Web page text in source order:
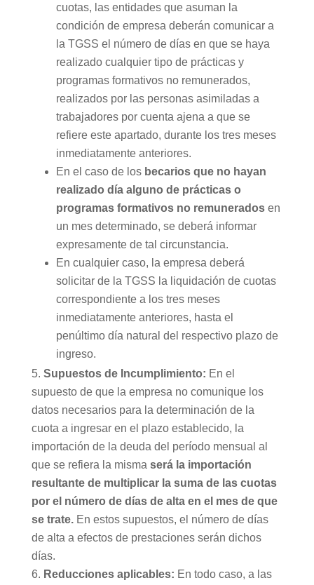
cuotas, las entidades que asuman la
condición de empresa deberán comunicar a
la TGSS el número de días en que se haya
realizado cualquier tipo de prácticas y
programas formativos no remunerados,
realizados por las personas asimiladas a
trabajadores por cuenta ajena a que se
refiere este apartado, durante los tres meses
inmediatamente anteriores.
En el caso de los becarios que no hayan
realizado día alguno de prácticas o
programas formativos no remuneradosen
un mes determinado, se deberá informar
expresamente de tal circunstancia.
En cualquier caso, la empresa deberá
solicitar de la TGSS la liquidación de cuotas
correspondiente a los tres meses
inmediatamente anteriores, hasta el
penúltimo día natural del respectivo plazo de
ingreso.
Supuestos de Incumplimiento: En el
supuesto de que la empresa no comunique los
datos necesarios para la determinación de la
cuota a ingresar en el plazo establecido, la
importación de la deuda del período mensual al
que se refiera la misma será la importación
resultante de multiplicar la suma de las cuotas
por el número de días de alta en el mes de que
se trate.En estos supuestos, el número de días
de alta a efectos de prestaciones serán dichos
días.
Reducciones aplicables: En todo caso, a las